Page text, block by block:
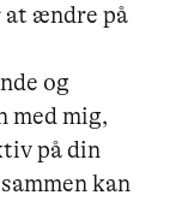
at ændre på
og
med mig,
på din
kan